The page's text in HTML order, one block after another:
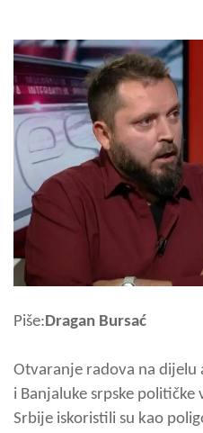
Piše: Dragan Bursać
Otvaranje radova na dijelu
i Banjaluke srpske političke
Srbije iskoristili su kao